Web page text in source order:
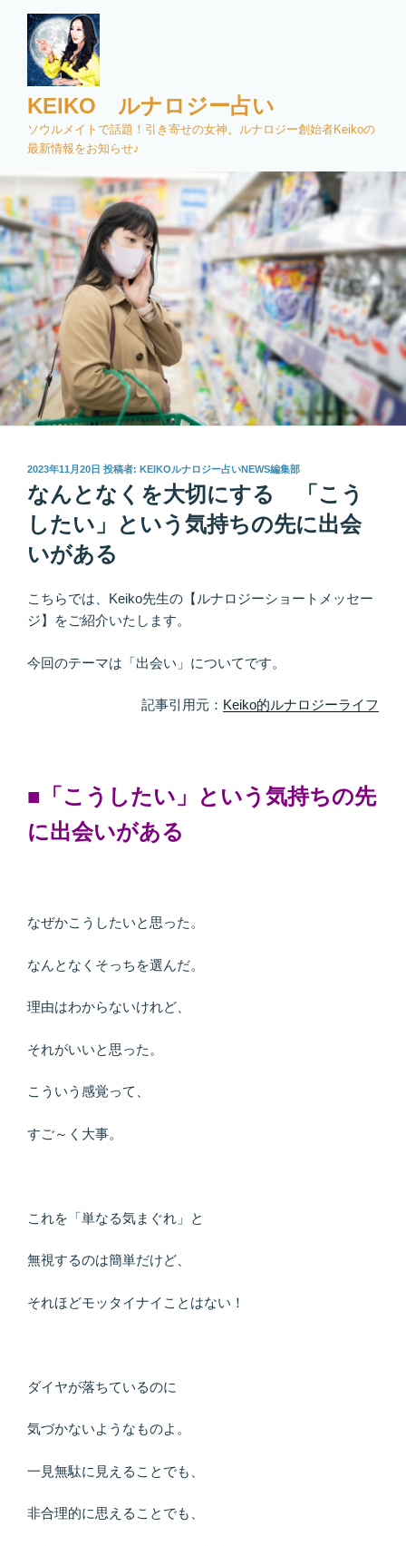
プ
KEIKO ルナロジー占い
ソウルメイトで話題！引き寄せの女神。ルナロジー創始者Keikoの
最新情報をお知らせ♪
投
稿
日:
2023年11月20日 投稿者: KEIKOルナロジー占いNEWS編集部
なんとなくを大切にする 「こう
したい」という気持ちの先に出会
いがある
こちらでは、Keiko先生の【ルナロジーショートメッセー
ジ】をご紹介いたします。
今回のテーマは「出会い」についてです。
記事引用元： Keiko的ルナロジーライフ
■「こうしたい」という気持ちの先
に出会いがある
なぜかこうしたいと思った。
なんとなくそっちを選んだ。
理由はわからないけれど、
それがいいと思った。
こういう感覚って、
すご～く大事。
これを「単なる気まぐれ」と
無視するのは簡単だけど、
それほどモッタイナイことはない！
ダイヤが落ちているのに
気づかないようなものよ。
一見無駄に見えることでも、
非合理的に思えることでも、